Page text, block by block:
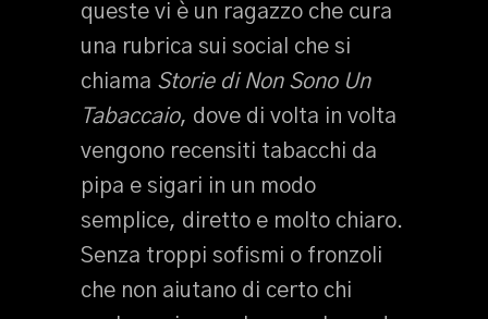
queste vi è un ragazzo che cura
una rubrica sui social che si
chiama Storie di Non Sono Un
Tabaccaio, dove di volta in volta
vengono recensiti tabacchi da
pipa e sigari in un modo
semplice, diretto e molto chiaro.
Senza troppi sofismi o fronzoli
che non aiutano di certo chi